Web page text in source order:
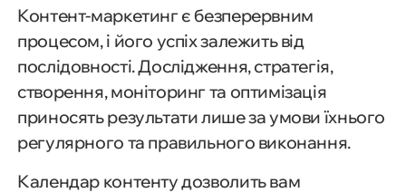
Контент-маркетинг є безперервним
процесом, і його успіх залежить від
послідовності. Дослідження, стратегія,
створення, моніторинг та оптимізація
приносять результати лише за умови їхнього
регулярного та правильного виконання.
Календар контенту дозволить вам